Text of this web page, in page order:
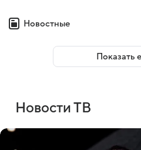
Новостные
Показать
Новости ТВ